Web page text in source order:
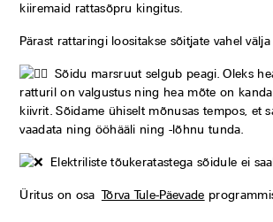
kiiremaid rattasõpru kingitus.
Pärast rattaringi loositakse sõitjate vahel
Sõidu marsruut selgub peagi. Oleks
ratturil on valgustus ning hea mõte on
kiivrit. Sõidame ühiselt mõnusas tempos, et
vaadata ning ööhääli ning -lõhnu tunda.
Elektriliste tõukeratastega sõidule ei
Üritus on osaTõrva Tule-Päevade